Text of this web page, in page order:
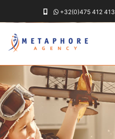
+32(0)475 412 413